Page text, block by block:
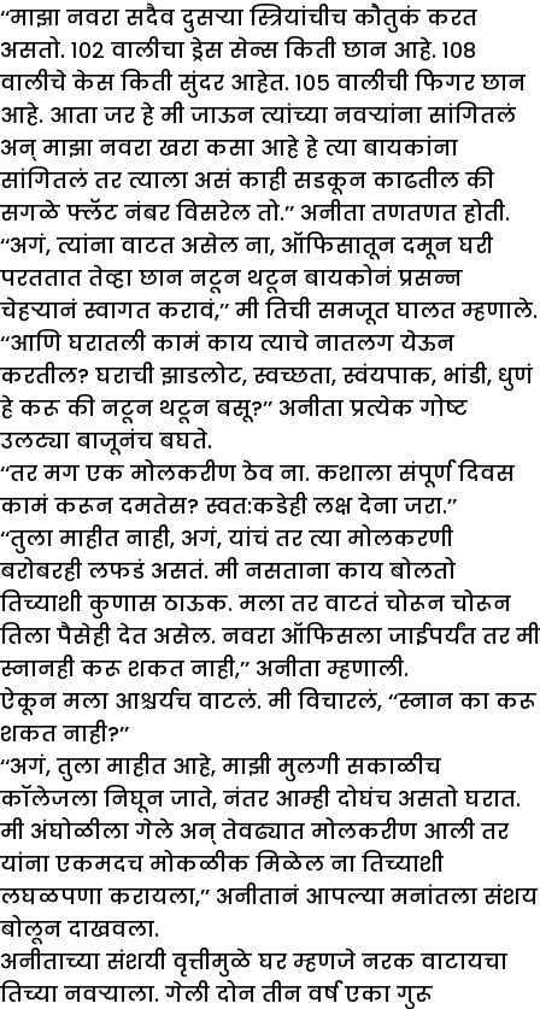
‘‘माझा नवरा सदैव दुसऱ्या स्त्रियांचीच कौतुकं करत
असतो. १०२ वालीचा ड्रेस सेन्स किती छान आहे. १०८
वालीचे केस किती सुंदर आहेत. १०५ वालीची फिगर छान
आहे. आता जर हे मी जाऊन त्यांच्या नवऱ्यांना सांगितलं
अन् माझा नवरा खरा कसा आहे हे त्या बायकांना
सांगितलं तर त्याला असं काही सडकून काढतील की
सगळे फ्लॅट नंबर विसरेल तो.’’ अनीता तणतणत होती.
‘‘अगं, त्यांना वाटत असेल ना, ऑफिसातून दमून घरी
परततात तेव्हा छान नटून थटून बायकोनं प्रसन्न
चेहऱ्यानं स्वागत करावं,’’ मी तिची समजूत घालत म्हणाले.
‘‘आणि घरातली कामं काय त्याचे नातलग येऊन
करतील? घराची झाडलोट, स्वच्छता, स्वंयपाक, भांडी, धुणं
हे करू की नटून थटून बसू?’’ अनीता प्रत्येक गोष्ट
उलट्या बाजूनंच बघते.
‘‘तर मग एक मोलकरीण ठेव ना. कशाला संपूर्ण दिवस
कामं करून दमतेस? स्वत:कडेही लक्ष देना जरा.’’
‘‘तुला माहीत नाही, अगं, यांचं तर त्या मोलकरणी
बरोबरही लफडं असतं. मी नसताना काय बोलतो
तिच्याशी कुणास ठाऊक. मला तर वाटतं चोरून चोरून
तिला पैसेही देत असेल. नवरा ऑफिसला जाईपर्यंत तर मी
स्नानही करू शकत नाही,’’ अनीता म्हणाली.
ऐकून मला आश्चर्यच वाटलं. मी विचारलं, ‘‘स्नान का करू
शकत नाही?’’
‘‘अगं, तुला माहीत आहे, माझी मुलगी सकाळीच
कॉलेजला निघून जाते, नंतर आम्ही दोघंच असतो घरात.
मी अंघोळीला गेले अन् तेवढ्यात मोलकरीण आली तर
यांना एकमदच मोकळीक मिळेल ना तिच्याशी
लघळपणा करायला,’’ अनीतानं आपल्या मनांतला संशय
बोलून दाखवला.
अनीताच्या संशयी वृत्तीमुळे घर म्हणजे नरक वाटायचा
तिच्या नवऱ्याला. गेली दोन तीन वर्ष एका गुरू